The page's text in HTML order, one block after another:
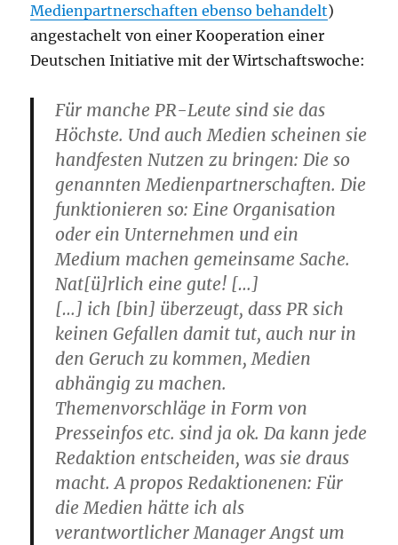
Medienpartnerschaften ebenso behandelt)
angestachelt von einer Kooperation einer
Deutschen Initiative mit der Wirtschaftswoche:
Für manche PR-Leute sind sie das
Höchste. Und auch Medien scheinen sie
handfesten Nutzen zu bringen: Die so
genannten Medienpartnerschaften. Die
funktionieren so: Eine Organisation
oder ein Unternehmen und ein
Medium machen gemeinsame Sache.
Nat[ü]rlich eine gute! […]
[…] ich [bin] überzeugt, dass PR sich
keinen Gefallen damit tut, auch nur in
den Geruch zu kommen, Medien
abhängig zu machen.
Themenvorschläge in Form von
Presseinfos etc. sind ja ok. Da kann jede
Redaktion entscheiden, was sie draus
macht. A propos Redaktionenen: Für
die Medien hätte ich als
verantwortlicher Manager Angst um